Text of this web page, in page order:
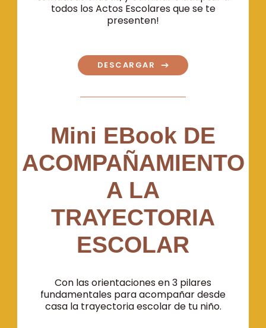
todos los Actos Escolares que se te
presenten!
DESCARGAR
Mini EBook DE
ACOMPAÑAMIENTO
A LA
TRAYECTORIA
ESCOLAR
Con las orientaciones en 3 pilares
fundamentales para acompañar desde
casa la trayectoria escolar de tu niño.